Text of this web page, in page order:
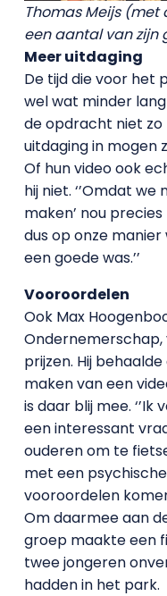
Thomas Meijs
een aantal van zijn
Meer uitdaging
De tijd die voor het
wel wat minder
de opdracht niet zo
uitdaging in mogen
Of hun video ook
hij niet. ‘’Omdat
maken’ nou
dus op onze
een goede was.’’
Vooroordelen
Ook Max
Ondernemerschap,
prijzen. Hij
maken van een
is daar blij mee.
een interessant
ouderen om te
met een
vooroordelen
Om daarmee aan
groep maakte een
twee jongeren
hadden in het park.